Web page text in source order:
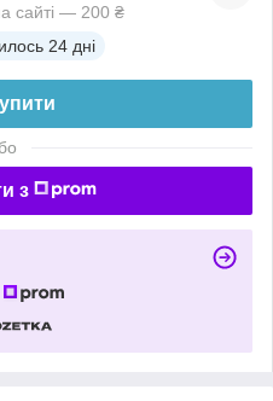
сайті — 200 ₴
24 дні
з